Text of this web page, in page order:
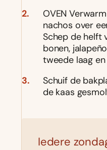
OVEN
nachos over
Schep de helft
bonen,
tweede laag
Schuif de
de kaas
Iedere